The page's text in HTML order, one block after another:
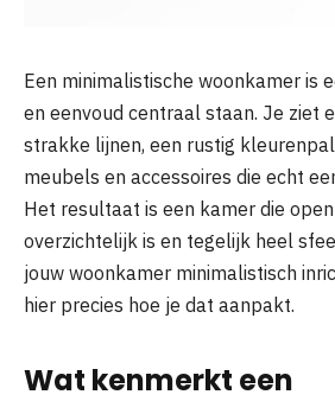
Een minimalistische woonkamer is
en eenvoud centraal staan. Je ziet
strakke lijnen, een rustig
meubels en accessoires die echt
Het resultaat is een kamer die
overzichtelijk is en tegelijk heel
jouw woonkamer minimalistisch
hier precies hoe je dat aanpakt.
Wat kenmerkt een